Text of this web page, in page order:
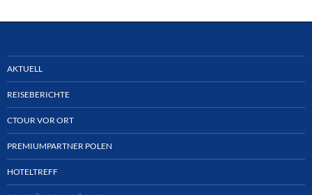
AKTUELL
REISEBERICHTE
CTOUR VOR ORT
PREMIUMPARTNER POLEN
HOTELTREFF